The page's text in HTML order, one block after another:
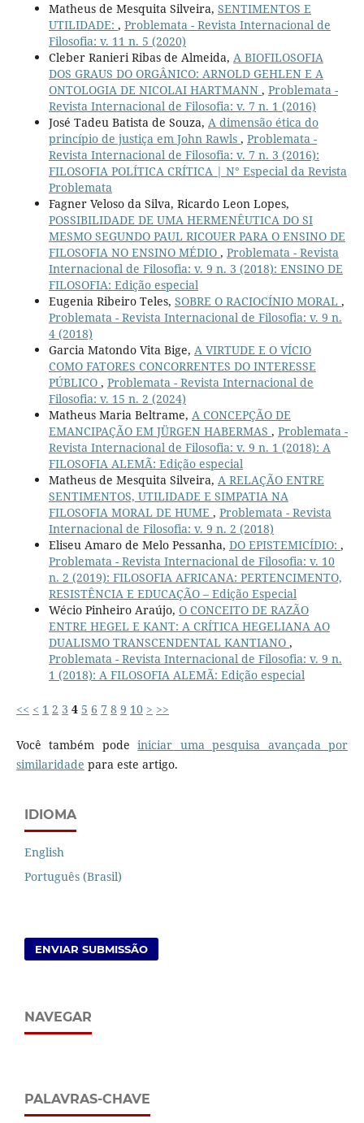
Matheus de Mesquita Silveira, SENTIMENTOS E
UTILIDADE: , Problemata - Revista Internacional de
Filosofia: v. 11 n. 5 (2020)
Cleber Ranieri Ribas de Almeida, A BIOFILOSOFIA
DOS GRAUS DO ORGÂNICO: ARNOLD GEHLEN E A
ONTOLOGIA DE NICOLAI HARTMANN , Problemata -
Revista Internacional de Filosofia: v. 7 n. 1 (2016)
José Tadeu Batista de Souza, A dimensão ética do
princípio de justiça em John Rawls , Problemata -
Revista Internacional de Filosofia: v. 7 n. 3 (2016):
FILOSOFIA POLÍTICA CRÍTICA | N° Especial da Revista
Problemata
Fagner Veloso da Silva, Ricardo Leon Lopes,
POSSIBILIDADE DE UMA HERMENÊUTICA DO SI
MESMO SEGUNDO PAUL RICOUER PARA O ENSINO DE
FILOSOFIA NO ENSINO MÉDIO , Problemata - Revista
Internacional de Filosofia: v. 9 n. 3 (2018): ENSINO DE
FILOSOFIA: Edição especial
Eugenia Ribeiro Teles, SOBRE O RACIOCÍNIO MORAL ,
Problemata - Revista Internacional de Filosofia: v. 9 n.
4 (2018)
Garcia Matondo Vita Bige, A VIRTUDE E O VÍCIO
COMO FATORES CONCORRENTES DO INTERESSE
PÚBLICO , Problemata - Revista Internacional de
Filosofia: v. 15 n. 2 (2024)
Matheus Maria Beltrame, A CONCEPÇÃO DE
EMANCIPAÇÃO EM JÜRGEN HABERMAS , Problemata -
Revista Internacional de Filosofia: v. 9 n. 1 (2018): A
FILOSOFIA ALEMÃ: Edição especial
Matheus de Mesquita Silveira, A RELAÇÃO ENTRE
SENTIMENTOS, UTILIDADE E SIMPATIA NA
FILOSOFIA MORAL DE HUME , Problemata - Revista
Internacional de Filosofia: v. 9 n. 2 (2018)
Eliseu Amaro de Melo Pessanha, DO EPISTEMICÍDIO: ,
Problemata - Revista Internacional de Filosofia: v. 10
n. 2 (2019): FILOSOFIA AFRICANA: PERTENCIMENTO,
RESISTÊNCIA E EDUCAÇÃO – Edição Especial
Wécio Pinheiro Araújo, O CONCEITO DE RAZÃO
ENTRE HEGEL E KANT: A CRÍTICA HEGELIANA AO
DUALISMO TRANSCENDENTAL KANTIANO ,
Problemata - Revista Internacional de Filosofia: v. 9 n.
1 (2018): A FILOSOFIA ALEMÃ: Edição especial
<< < 1 2 3 4 5 6 7 8 9 10 > >>
Você também podeiniciar uma pesquisa avançada por
similaridade para este artigo.
IDIOMA
English
Português (Brasil)
ENVIAR SUBMISSÃO
NAVEGAR
PALAVRAS-CHAVE